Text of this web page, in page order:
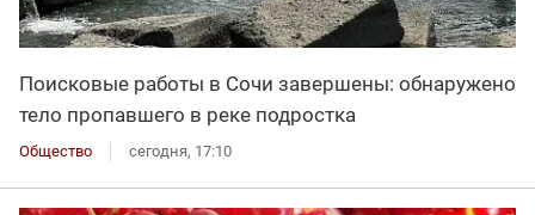
Поисковые работы в Сочи завершены: обнаружено
тело пропавшего в реке подростка
Общество сегодня, 17:10